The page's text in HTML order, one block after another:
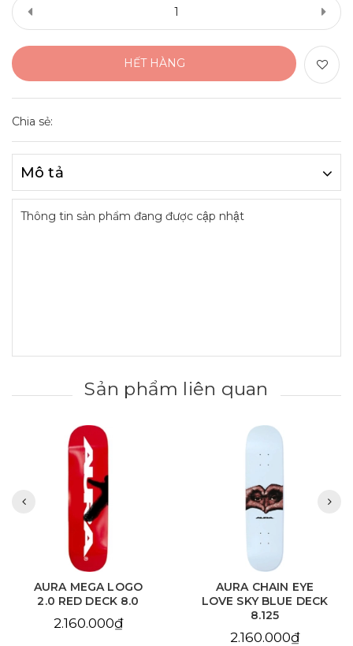
HẾT HÀNG
Chia sẻ:
Mô tả
Thông tin sản phẩm đang được cập nhật
Sản phẩm liên quan
AURA MEGA LOGO
2.0 RED DECK 8.0
2.160.000₫
AURA CHAIN EYE
LOVE SKY BLUE DECK
8.125
2.160.000₫